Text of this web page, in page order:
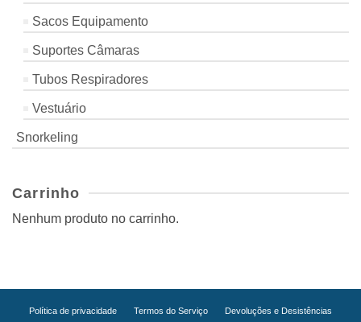
Sacos Equipamento
Suportes Câmaras
Tubos Respiradores
Vestuário
Snorkeling
Carrinho
Nenhum produto no carrinho.
Política de privacidade Termos do Serviço Devoluções e Desistências